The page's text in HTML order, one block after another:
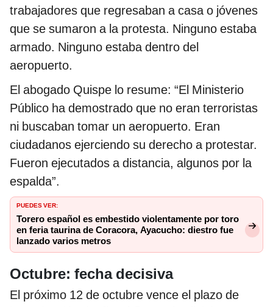
trabajadores que regresaban a casa o jóvenes
que se sumaron a la protesta. Ninguno estaba
armado. Ninguno estaba dentro del
aeropuerto.
El abogado Quispe lo resume: “El Ministerio
Público ha demostrado que no eran terroristas
ni buscaban tomar un aeropuerto. Eran
ciudadanos ejerciendo su derecho a protestar.
Fueron ejecutados a distancia, algunos por la
espalda”.
PUEDES VER:
Torero español es embestido violentamente por toro
en feria taurina de Coracora, Ayacucho: diestro fue
lanzado varios metros
Octubre: fecha decisiva
El próximo 12 de octubre vence el plazo de